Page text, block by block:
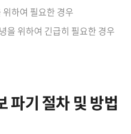
하여 필요한 경우
을 위하여 긴급히 필요한 경우
파기 절차 및 방법